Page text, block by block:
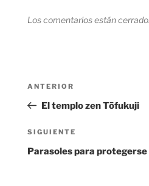
Los comentarios están
entradas
Entrada
anterior:
ANTERIOR
El templo zen Tōfukuji
Siguiente
entrada
SIGUIENTE
Parasoles para protegerse